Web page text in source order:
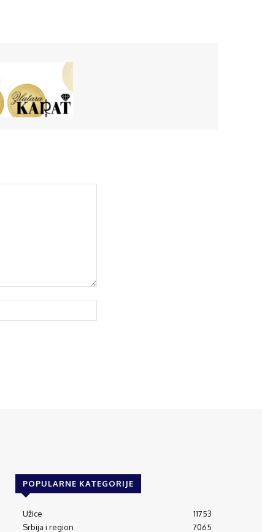
POPULARNE KATEGORIJE
Užice
11753
Srbija i region
7065